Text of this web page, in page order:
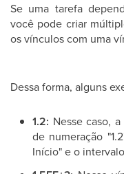
Se uma tarefa
você pode criar
os vínculos com uma
Dessa forma, alguns
1.2: Nesse caso,
de numeração
Início" e o